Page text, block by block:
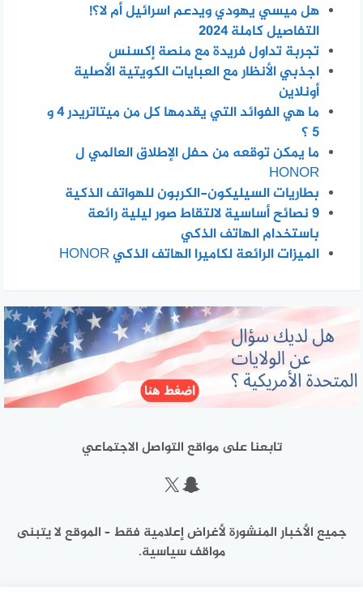
هل ميسي يهودي ويدعم اسرائيل أم لا؟!
التفاصيل كاملة 2024
تجربة تداول فريدة مع منصة إكسنس
اجذبي الأنظار مع العبايات الكويتية الأصلية
أونلاين
ما هي الفوائد التي يقدمها كل من ميتاتريدر 4 و
5 ؟
ما يمكن توقعه من حفل الإطلاق العالمي ل
HONOR
بطاريات السيليكون-الكربون للهواتف الذكية
٩ نصائح أساسية لالتقاط صور ليلية رائعة
باستخدام الهاتف الذكي
الميزات الرائعة لكاميرا الهاتف الذكي HONOR
تابعنا على مواقع التواصل الاجتماعي
سناب شات
إكس
جميع الأخبار المنشورة لأغراض إعلامية فقط – الموقع لا يتبنى
مواقف سياسية.